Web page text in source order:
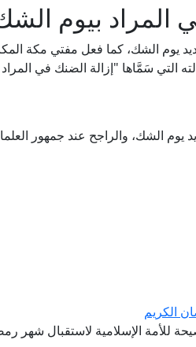
بيوم
يوم الشك، كما فعل مفتي مكة
يوم الشك، والراجح عند جمهور
الكريم
للأمة الإسلامية لاستقبال شهر